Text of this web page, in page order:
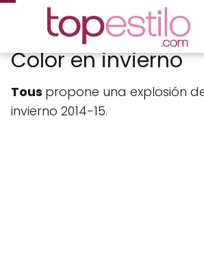
Color en invierno
Tous propone una explosión
invierno 2014-15.